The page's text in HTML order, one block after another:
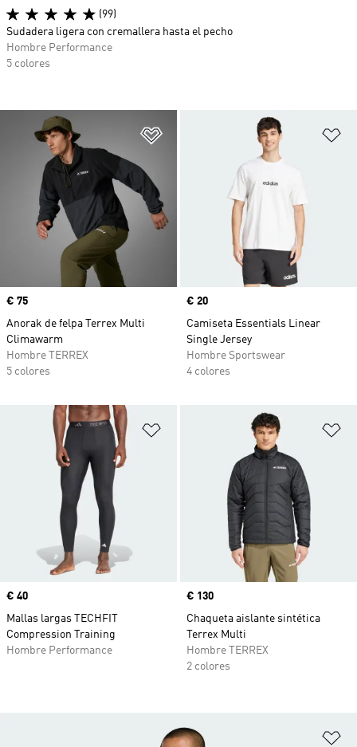
Añadir a la lista de deseos
Precio
€ 75
Anorak de felpa Terrex Multi
Climawarm
Hombre TERREX
5 colores
Precio
€ 20
Camiseta Essentials Linear
Single Jersey
Hombre Sportswear
4 colores
Añadir a la lista de deseos
Precio
€ 40
Mallas largas TECHFIT
Compression Training
Hombre Performance
Precio
€ 130
Chaqueta aislante sintética
Terrex Multi
Hombre TERREX
2 colores
(99)
Sudadera ligera con cremallera hasta el pecho
Hombre Performance
5 colores